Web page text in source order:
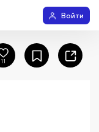
Войти
11